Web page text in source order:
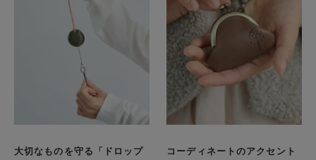
大切なものを守る「ドロップ
コーディネートのアクセント